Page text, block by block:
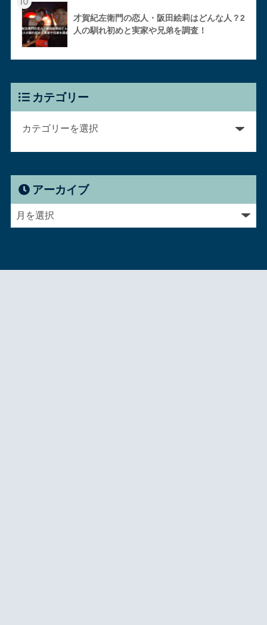
才賀紀左衛門の恋人・阪田絵莉はどんな人？2
人の馴れ初めと実家や兄弟を調査！
カテゴリー
アーカイブ